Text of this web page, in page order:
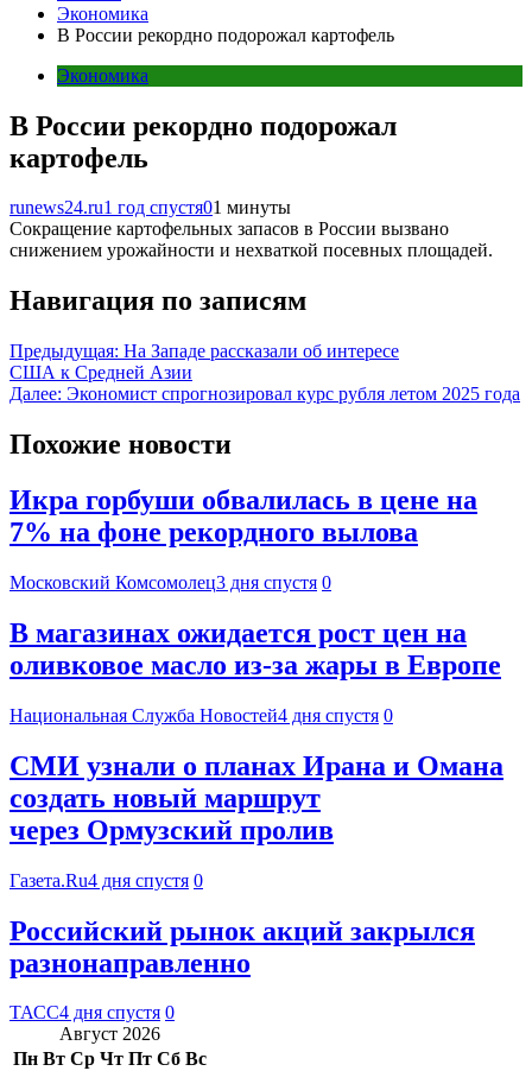
Экономика
В России рекордно подорожал картофель
Экономика
В России рекордно подорожал
картофель
runews24.ru1 год спустя01 минуты
Сокращение картофельных запасов в России вызвано
снижением урожайности и нехваткой посевных площадей.
Навигация по записям
Предыдущая: На Западе рассказали об интересе
США к Средней Азии
Далее: Экономист спрогнозировал курс рубля летом 2025 года
Похожие новости
Икра горбуши обвалилась в цене на
7% на фоне рекордного вылова
Московский Комсомолец3 дня спустя 0
В магазинах ожидается рост цен на
оливковое масло из-за жары в Европе
Национальная Служба Новостей4 дня спустя 0
СМИ узнали о планах Ирана и Омана
создать новый маршрут
через Ормузский пролив
Газета.Ru4 дня спустя 0
Российский рынок акций закрылся
разнонаправленно
ТАСС4 дня спустя 0
Август 2026
Пн Вт Ср Чт Пт Сб Вс